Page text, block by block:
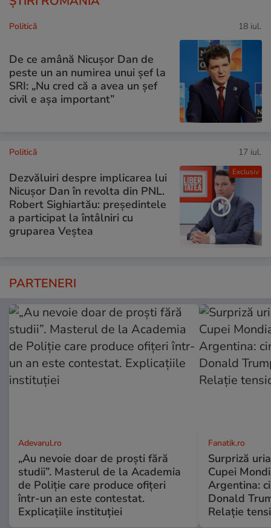
Politică 18 iul.
De ce amână Nicușor Dan de
peste un an numirea unui șef la
SRI: „Nu cred că a avea un şef
civil e așa important”
Exclusiv
Politică 17 iul.
Dezvăluiri despre implicarea lui
Nicușor Dan în revolta din PNL.
Robert Sighiartău: președintele
a participat la întâlniri cu
gruparea Veștea
PARTENERI
Adevarul.ro
„Au nevoie doar de proști fără
studii”. Masterul de la Academia
de Poliție care produce ofițeri
într-un an este contestat.
Explicațiile instituției
Fanatik.ro
Surpriză
Cupei
Argentina:
Donald
Relație